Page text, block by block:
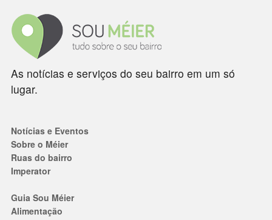
As notícias e serviços do seu bairro em um só
lugar.
Notícias e Eventos
Sobre o Méier
Ruas do bairro
Imperator
Guia Sou Méier
Alimentação